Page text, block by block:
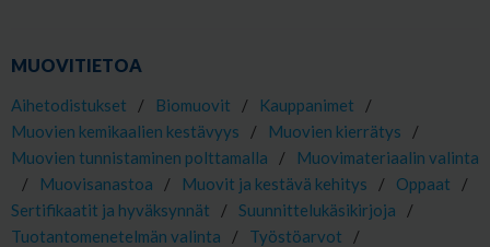
MUOVITIETOA
Aihetodistukset / Biomuovit / Kauppanimet
/
Muovien kemikaalien kestävyys
/ Muovien kierrätys
/
Muovien tunnistaminen polttamalla
/
Muovimateriaalin valinta
/
Muovisanastoa / Muovit ja kestävä kehitys / Oppaat
/
Sertifikaatit ja hyväksynnät
/ Suunnittelukäsikirjoja
/
Tuotantomenetelmän valinta
/ Työstöarvot
/